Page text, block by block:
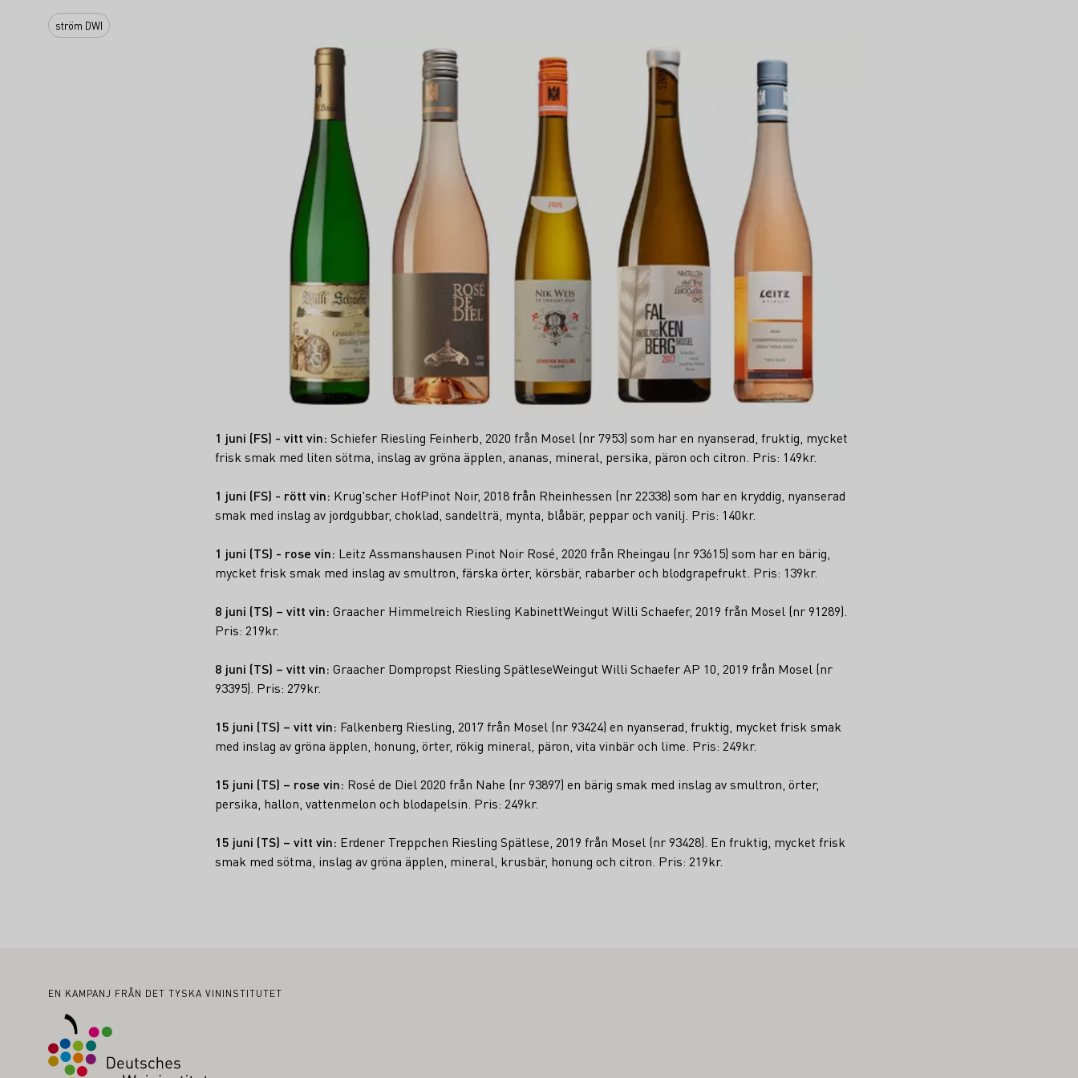
ström DWI
1 juni (FS) - vitt vin: Schiefer Riesling Feinherb, 2020 från Mosel (nr 7953) som har en nyanserad, fruktig, mycket
frisk smak med liten sötma, inslag av gröna äpplen, ananas, mineral, persika, päron och citron. Pris: 149kr.
1 juni (FS) - rött vin: Krug'scher HofPinot Noir, 2018 från Rheinhessen (nr 22338) som har en kryddig, nyanserad
smak med inslag av jordgubbar, choklad, sandelträ, mynta, blåbär, peppar och vanilj. Pris: 140kr.
1 juni (TS) - rose vin: Leitz Assmanshausen Pinot Noir Rosé, 2020 från Rheingau (nr 93615) som har en bärig,
mycket frisk smak med inslag av smultron, färska örter, körsbär, rabarber och blodgrapefrukt. Pris: 139kr.
8 juni (TS) – vitt vin: Graacher Himmelreich Riesling KabinettWeingut Willi Schaefer, 2019 från Mosel (nr 91289).
Pris: 219kr.
8 juni (TS) – vitt vin: Graacher Dompropst Riesling SpätleseWeingut Willi Schaefer AP 10, 2019 från Mosel (nr
93395). Pris: 279kr.
15 juni (TS) – vitt vin: Falkenberg Riesling, 2017 från Mosel (nr 93424) en nyanserad, fruktig, mycket frisk smak
med inslag av gröna äpplen, honung, örter, rökig mineral, päron, vita vinbär och lime. Pris: 249kr.
15 juni (TS) – rose vin: Rosé de Diel 2020 från Nahe (nr 93897) en bärig smak med inslag av smultron, örter,
persika, hallon, vattenmelon och blodapelsin. Pris: 249kr.
15 juni (TS) – vitt vin: Erdener Treppchen Riesling Spätlese, 2019 från Mosel (nr 93428). En fruktig, mycket frisk
smak med sötma, inslag av gröna äpplen, mineral, krusbär, honung och citron. Pris: 219kr.
SidfotEN KAMPANJ FRÅN DET TYSKA VININSTITUTET